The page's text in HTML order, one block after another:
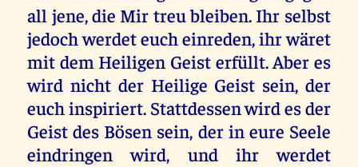
all jene, die Mir treu bleiben. Ihr selbst
jedoch werdet euch einreden, ihr wäret
mit dem Heiligen Geist erfüllt. Aber es
wird nicht der Heilige Geist sein, der
euch inspiriert. Stattdessen wird es der
Geist des Bösen sein, der in eure Seele
eindringen wird, und ihr werdet